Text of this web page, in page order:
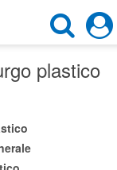
×
×
plastico